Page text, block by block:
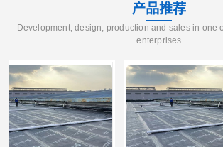
产品推荐
Development, design, production and sales in one
enterprises